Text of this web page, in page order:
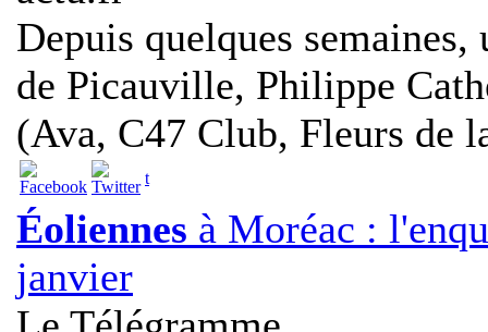
Depuis quelques
de Picauville, Philippe
(Ava, C47 Club, Fleurs de
t
Éoliennes à Moréac :
janvier